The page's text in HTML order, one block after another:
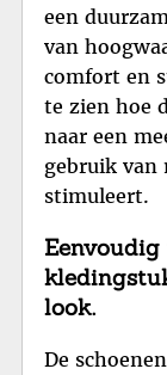
een
van
comfort en
te zien hoe
naar een
gebruik van
stimuleert.
look.
De